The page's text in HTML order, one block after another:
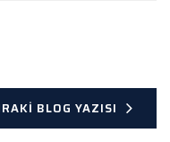
BLOG YAZISI